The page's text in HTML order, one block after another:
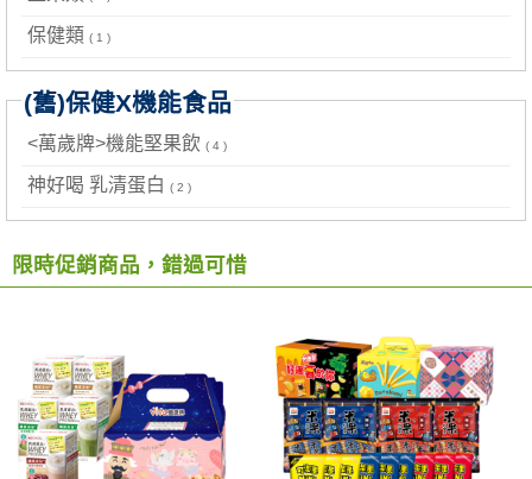
保健類 ( 1 )
(舊)保健X機能食品
<萬歲牌>機能堅果飲 ( 4 )
神好喝 乳清蛋白 ( 2 )
限時促銷商品，錯過可惜